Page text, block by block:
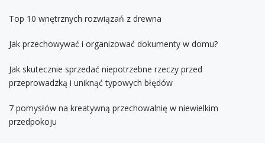
Top 10 wnętrznych rozwiązań z drewna
Jak przechowywać i organizować dokumenty w domu?
Jak skutecznie sprzedać niepotrzebne rzeczy przed
przeprowadzką i uniknąć typowych błędów
7 pomysłów na kreatywną przechowalnię w niewielkim
przedpokoju